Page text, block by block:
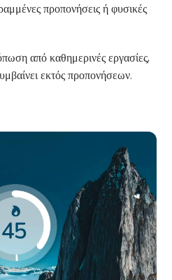
προπονήσεις ή φυσικές
από καθημερινές εργασίες,
εκτός προπονήσεων.